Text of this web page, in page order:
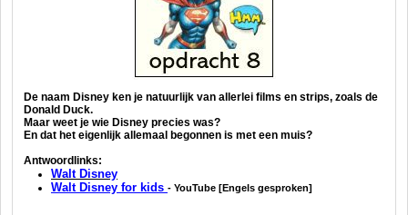
De naam Disney ken je natuurlijk van allerlei films en strips, zoals de
Donald Duck.
Maar weet je wie Disney precies was?
En dat het eigenlijk allemaal begonnen is met een muis?
Antwoordlinks:
Walt Disney
Walt Disney for kids - YouTube [Engels gesproken]